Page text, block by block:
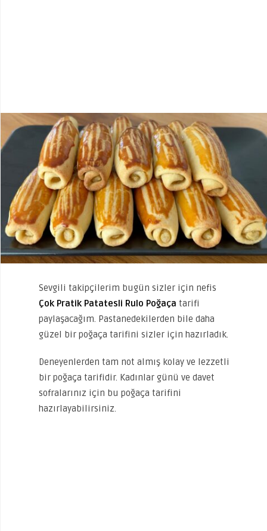
Sevgili takipçilerim bugün sizler için nefis
Çok Pratik Patatesli Rulo Poğaça tarifi
paylaşacağım. Pastanedekilerden bile daha
güzel bir poğaça tarifini sizler için hazırladık.
Deneyenlerden tam not almış kolay ve lezzetli
bir poğaça tarifidir. Kadınlar günü ve davet
sofralarınız için bu poğaça tarifini
hazırlayabilirsiniz.